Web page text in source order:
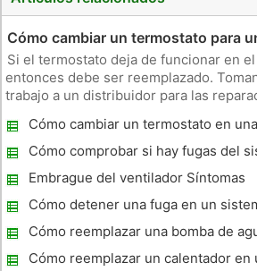
Cómo cambiar un termostato para
Si el termostato deja de funcionar en
entonces debe ser reemplazado.
trabajo a un distribuidor para las
dólares. Con unas pocas herramientas
puede cambiar que el ter
Cómo cambiar un termostato en una
camioneta Toyota 1994
Cómo comprobar si hay fugas del
de refrigeración en un Toyota Corolla
Embrague del ventilador Síntomas
Cómo detener una fuga en un
calefacción del automóvil
Cómo reemplazar una bomba de
un Volvo 940
Cómo reemplazar un calentador en